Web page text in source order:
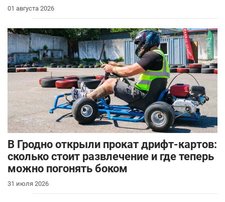
01 августа 2026
В Гродно открыли прокат дрифт-картов:
сколько стоит развлечение и где теперь
можно погонять боком
31 июля 2026